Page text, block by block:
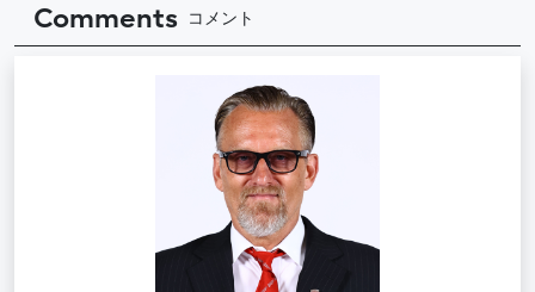
Comments コメント